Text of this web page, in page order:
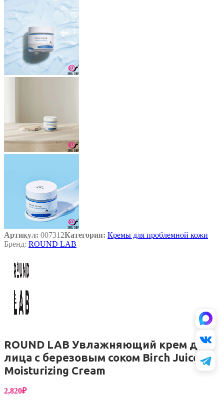
Артикул: 007312Категория: Кремы для проблемной кожи
Бренд: ROUND LAB
ROUND LAB Увлажняющий крем для
лица с березовым соком Birch Juice
Moisturizing Cream
2,820₽